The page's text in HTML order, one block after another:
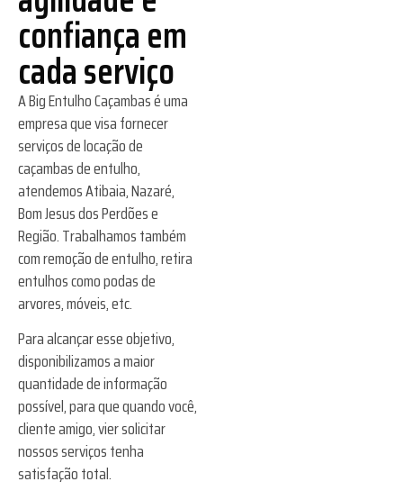
confiança em
cada serviço
A Big Entulho Caçambas é uma
empresa que visa fornecer
serviços de locação de
caçambas de entulho,
atendemos Atibaia, Nazaré,
Bom Jesus dos Perdões e
Região. Trabalhamos também
com remoção de entulho, retira
entulhos como podas de
arvores, móveis, etc.
Para alcançar esse objetivo,
disponibilizamos a maior
quantidade de informação
possível, para que quando você,
cliente amigo, vier solicitar
nossos serviços tenha
satisfação total.